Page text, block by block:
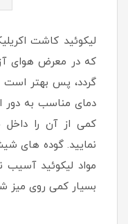
لیکوئید کاشت
که در معرض هوای
گردد، پس بهتر است
دمای مناسب به دور
کمی از آن را داخل
نمایید. گوده های
مواد لیکوئید
بسیار کمی روی میز